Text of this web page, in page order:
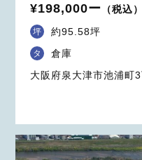
¥198,000ー （税込）
坪 約95.58坪
タ
倉庫
大阪府泉大津市池浦町